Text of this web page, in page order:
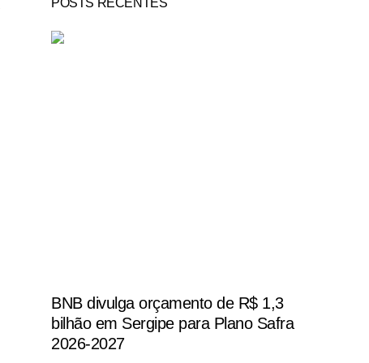
POSTS RECENTES
BNB divulga orçamento de R$ 1,3
bilhão em Sergipe para Plano Safra
2026-2027